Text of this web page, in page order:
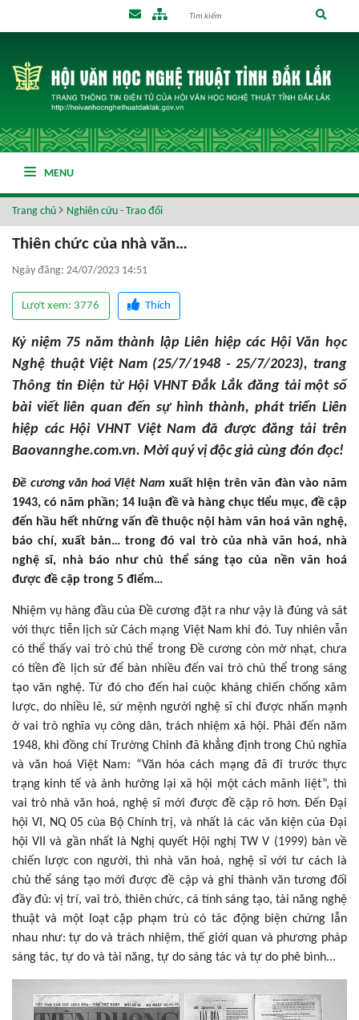
MENU
Trang chủ Nghiên cứu - Trao đổi
Thiên chức của nhà văn…
Ngày đăng: 24/07/2023 14:51
Lượt xem: 3776 Thích
Kỷ niệm 75 năm thành lập Liên hiệp các Hội Văn học
Nghệ thuật Việt Nam (25/7/1948 - 25/7/2023), trang
Thông tin Điện tử Hội VHNT Đắk Lắk đăng tải một số
bài viết liên quan đến sự hình thành, phát triển Liên
hiệp các Hội VHNT Việt Nam đã được đăng tải trên
Baovannghe.com.vn. Mời quý vị độc giả cùng đón đọc!
Ðề cương văn hoá Việt Namxuất hiện trên văn đàn vào năm
1943, có năm phần; 14 luận đề và hàng chục tiểu mục, đề cập
đến hầu hết những vấn đề thuộc nội hàm văn hoá văn nghệ,
báo chí, xuất bản… trong đó vai trò của nhà văn hoá, nhà
nghệ sĩ, nhà báo như chủ thể sáng tạo của nền văn hoá
được đề cập trong 5 điểm…
Nhiệm vụ hàng đầu của Đề cương đặt ra như vậy là đúng và sát
với thực tiễn lịch sử Cách mạng Việt Nam khi đó. Tuy nhiên vẫn
có thể thấy vai trò chủ thể trong Đề cương còn mờ nhạt, chưa
có tiền đề lịch sử để bàn nhiều đến vai trò chủ thể trong sáng
tạo văn nghệ. Từ đó cho đến hai cuộc kháng chiến chống xâm
lược, do nhiều lẽ, sứ mệnh người nghệ sĩ chỉ được nhấn mạnh
ở vai trò nghĩa vụ công dân, trách nhiệm xã hội. Phải đến năm
1948, khi đồng chí Trường Chinh đã khẳng định trong Chủ nghĩa
và văn hoá Việt Nam: “Văn hóa cách mạng đã đi trước thực
trạng kinh tế và ảnh hưởng lại xã hội một cách mãnh liệt”, thì
vai trò nhà văn hoá, nghệ sĩ mới được đề cập rõ hơn. Đến Đại
hội VI, NQ 05 của Bộ Chính trị, và nhất là các văn kiện của Đại
hội VII và gần nhất là Nghị quyết Hội nghị TW V (1999) bàn về
chiến lược con người, thì nhà văn hoá, nghệ sĩ với tư cách là
chủ thể sáng tạo mới được đề cập và ghi thành văn tương đối
đầy đủ: vị trí, vai trò, thiên chức, cá tính sáng tạo, tài năng nghệ
thuật và một loạt cặp phạm trù có tác động biện chứng lẫn
nhau như: tự do và trách nhiệm, thế giới quan và phương pháp
sáng tác, tự do và tài năng, tự do sáng tác và tự do phê bình...